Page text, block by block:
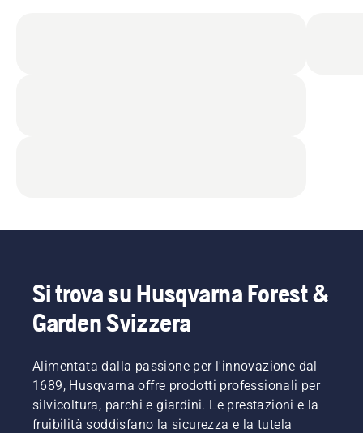
Si trova su Husqvarna Forest &
Garden Svizzera
Alimentata dalla passione per l'innovazione dal
1689, Husqvarna offre prodotti professionali per
silvicoltura, parchi e giardini. Le prestazioni e la
fruibilità soddisfano la sicurezza e la tutela